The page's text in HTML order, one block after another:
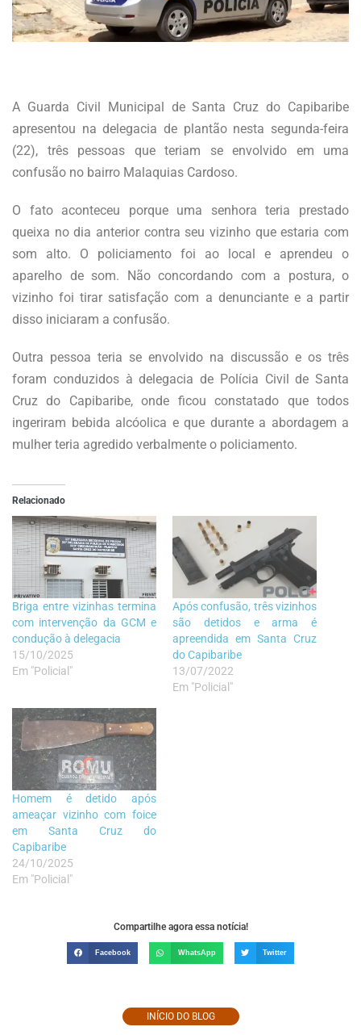
A Guarda Civil Municipal de Santa Cruz do Capibaribe
apresentou na delegacia de plantão nesta segunda-feira
(22), três pessoas que teriam se envolvido em uma
confusão no bairro Malaquias Cardoso.
O fato aconteceu porque uma senhora teria prestado
queixa no dia anterior contra seu vizinho que estaria com
som alto. O policiamento foi ao local e aprendeu o
aparelho de som. Não concordando com a postura, o
vizinho foi tirar satisfação com a denunciante e a partir
disso iniciaram a confusão.
Outra pessoa teria se envolvido na discussão e os três
foram conduzidos à delegacia de Polícia Civil de Santa
Cruz do Capibaribe, onde ficou constatado que todos
ingeriram bebida alcóolica e que durante a abordagem a
mulher teria agredido verbalmente o policiamento.
Relacionado
Briga entre vizinhas termina
com intervenção da GCM e
condução à delegacia
15/10/2025
Em "Policial"
Após confusão, três vizinhos
são detidos e arma é
apreendida em Santa Cruz
do Capibaribe
13/07/2022
Em "Policial"
Homem é detido após
ameaçar vizinho com foice
em Santa Cruz do
Capibaribe
24/10/2025
Em "Policial"
Compartilhe agora essa notícia!
Facebook WhatsApp Twitter
INÍCIO DO BLOG